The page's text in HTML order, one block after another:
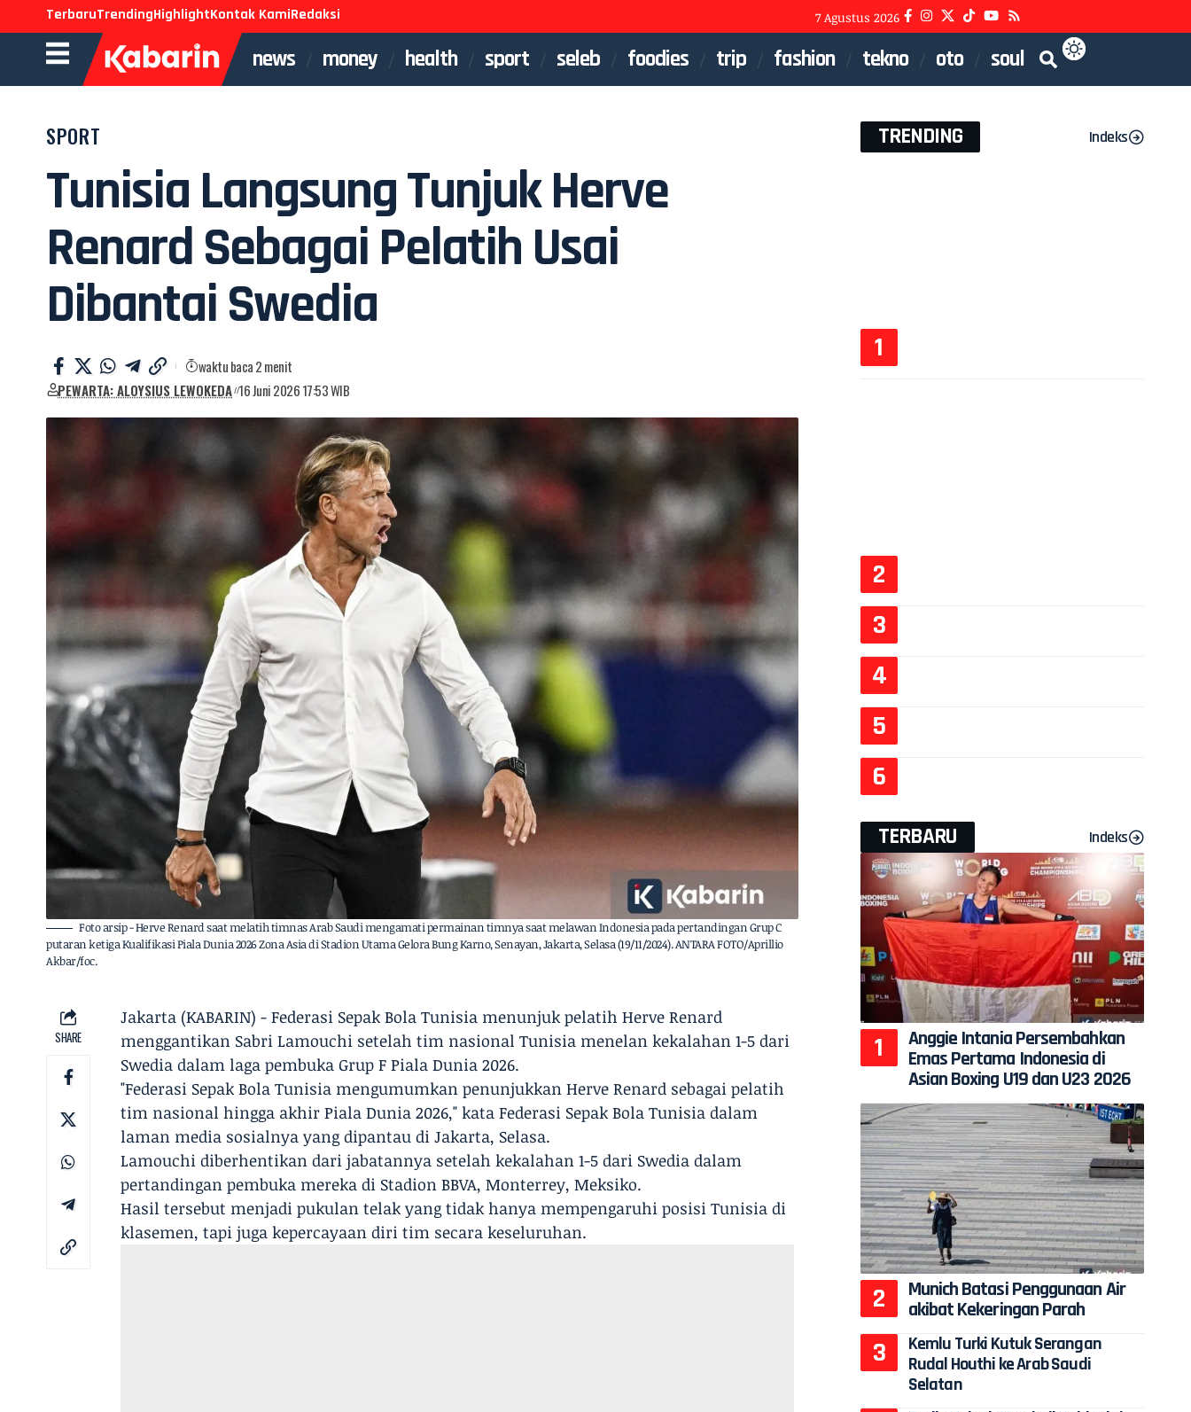
TerbaruTrendingHighlightKontak KamiRedaksi 7 Agustus 2026
news money health sport seleb foodies trip fashion tekno oto soul
SPORT
Tunisia Langsung Tunjuk Herve
Renard Sebagai Pelatih Usai
Dibantai Swedia
PEWARTA: ALOYSIUS LEWOKEDA 16 Juni 2026 17:53 WIB
waktu baca 2 menit
Foto arsip - Herve Renard saat melatih timnas Arab Saudi mengamati permainan timnya saat melawan Indonesia pada pertandingan Grup C
putaran ketiga Kualifikasi Piala Dunia 2026 Zona Asia di Stadion Utama Gelora Bung Karno, Senayan, Jakarta, Selasa (19/11/2024). ANTARA FOTO/Aprillio
Akbar/foc.
SHARE
Jakarta (KABARIN) - Federasi Sepak Bola Tunisia menunjuk pelatih Herve Renard
menggantikan Sabri Lamouchi setelah tim nasional Tunisia menelan kekalahan 1-5 dari
Swedia dalam laga pembuka Grup F Piala Dunia 2026.
"Federasi Sepak Bola Tunisia mengumumkan penunjukkan Herve Renard sebagai pelatih
tim nasional hingga akhir Piala Dunia 2026," kata Federasi Sepak Bola Tunisia dalam
laman media sosialnya yang dipantau di Jakarta, Selasa.
Lamouchi diberhentikan dari jabatannya setelah kekalahan 1-5 dari Swedia dalam
pertandingan pembuka mereka di Stadion BBVA, Monterrey, Meksiko.
Hasil tersebut menjadi pukulan telak yang tidak hanya mempengaruhi posisi Tunisia di
klasemen, tapi juga kepercayaan diri tim secara keseluruhan.
TRENDING Indeks
TERBARU Indeks
Anggie Intania Persembahkan
Emas Pertama Indonesia di
Asian Boxing U19 dan U23 2026
Munich Batasi Penggunaan Air
akibat Kekeringan Parah
Kemlu Turki Kutuk Serangan
Rudal Houthi ke Arab Saudi
Selatan